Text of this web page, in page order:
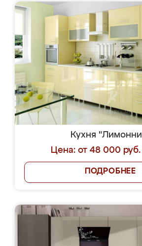
Кухня
Цена: от 48 000 руб.
ПОДРОБНЕЕ